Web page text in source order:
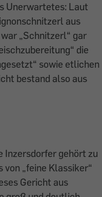
Unerwartetes: Laut
aus
„Schnitzerl“ gar
die
sowie etlichen
bestand also aus
Inzersdorfer gehört zu
„feine Klassiker“
Gericht aus